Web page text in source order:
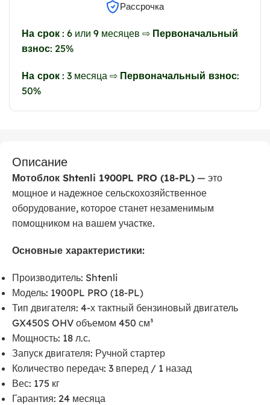
Рассрочка
На срок : 6 или 9 месяцев ⇨ Первоначальный
взнос: 25%
На срок : 3 месяца ⇨ Первоначальный взнос:
50%
Описание
Мотоблок Shtenli 1900PL PRO (18-PL) — это
мощное и надежное сельскохозяйственное
оборудование, которое станет незаменимым
помощником на вашем участке.
Основные характеристики:
Производитель: Shtenli
Модель: 1900PL PRO (18-PL)
Тип двигателя: 4-х тактный бензиновый двигатель
GX450S OHV объемом 450 см³
Мощность: 18 л.с.
Запуск двигателя: Ручной стартер
Количество передач: 3 вперед / 1 назад
Вес: 175 кг
Гарантия: 24 месяца